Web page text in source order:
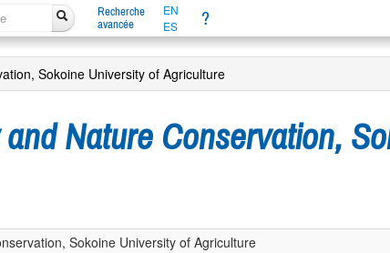
Recherche
avancée
EN
ES
?
Sokoine University of Agriculture
Nature Conservation,
Sokoine University of Agriculture